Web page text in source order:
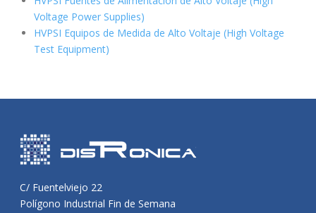
Voltage Power Supplies)
HVPSI Equipos de Medida de Alto Voltaje (High Voltage
Test Equipment)
C/ Fuentelviejo 22
Polígono Industrial Fin de Semana